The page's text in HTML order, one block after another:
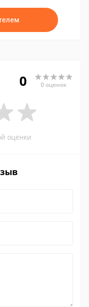
0 0 оценок
оценки